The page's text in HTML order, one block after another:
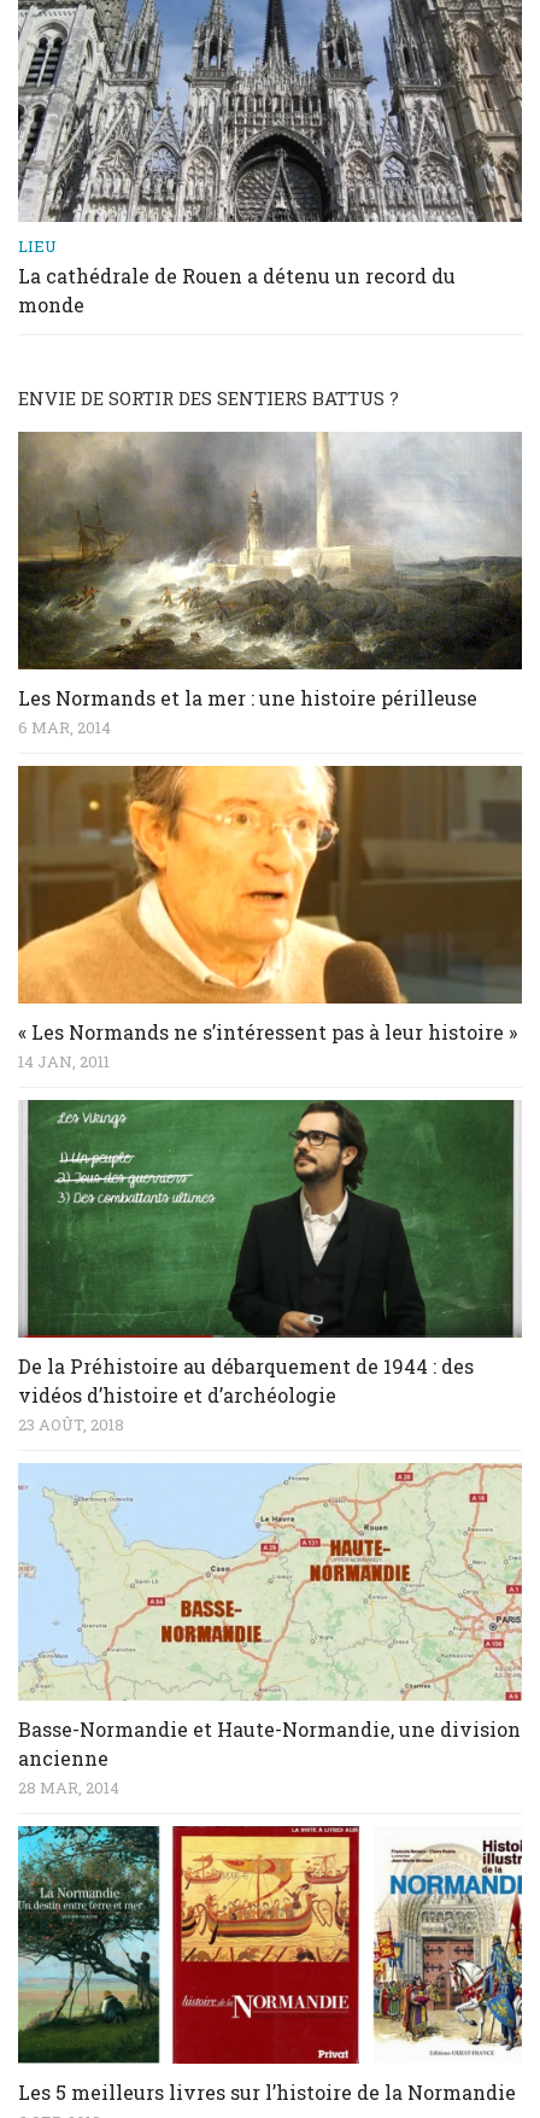
LIEU
La cathédrale de Rouen a détenu un record du
monde
ENVIE DE SORTIR DES SENTIERS BATTUS ?
Les Normands et la mer : une histoire périlleuse
6 MAR, 2014
« Les Normands ne s’intéressent pas à leur histoire »
14 JAN, 2011
De la Préhistoire au débarquement de 1944 : des
vidéos d’histoire et d’archéologie
23 AOÛT, 2018
Basse-Normandie et Haute-Normandie, une division
ancienne
28 MAR, 2014
Les 5 meilleurs livres sur l’histoire de la Normandie